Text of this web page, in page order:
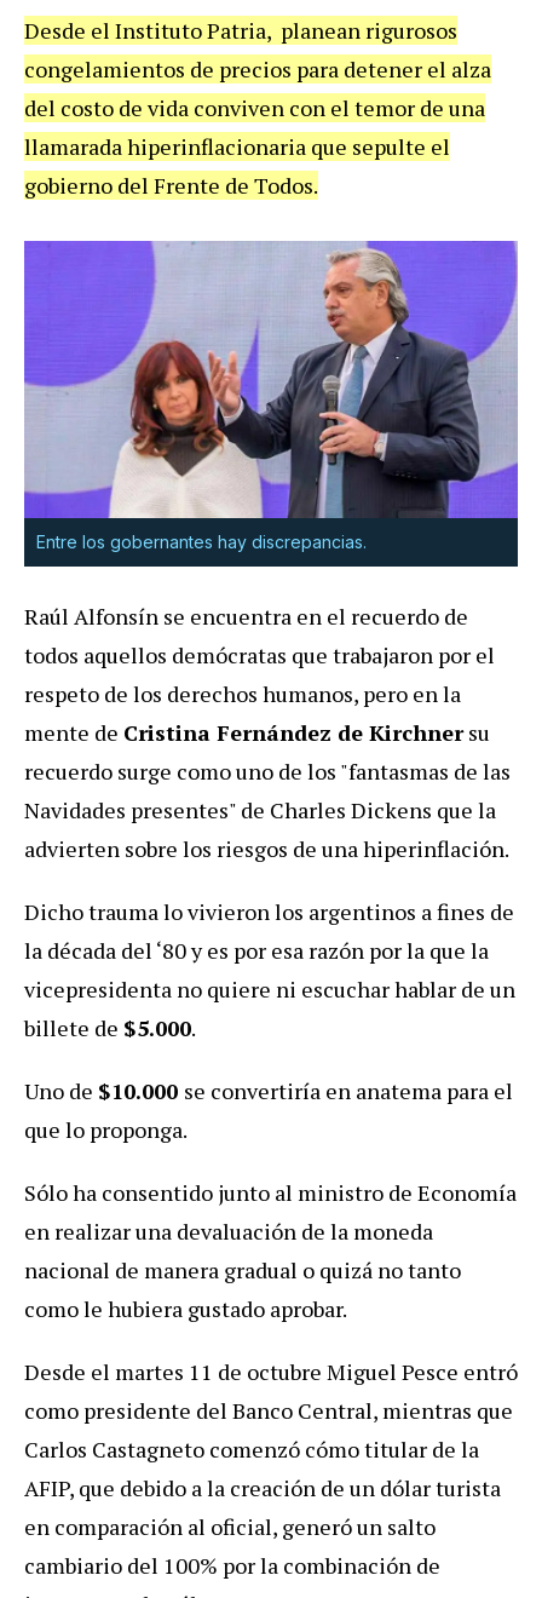
Desde el Instituto Patria, planean rigurosos
congelamientos de precios para detener el alza
del costo de vida conviven con el temor de una
llamarada hiperinflacionaria que sepulte el
gobierno del Frente de Todos.
Entre los gobernantes hay discrepancias.
Raúl Alfonsín se encuentra en el recuerdo de
todos aquellos demócratas que trabajaron por el
respeto de los derechos humanos, pero en la
mente de Cristina Fernández de Kirchnersu
recuerdo surge como uno de los "fantasmas de las
Navidades presentes" de Charles Dickens que la
advierten sobre los riesgos de una hiperinflación.
Dicho trauma lo vivieron los argentinos a fines de
la década del ‘80 y es por esa razón por la que la
vicepresidenta no quiere ni escuchar hablar de un
billete de $5.000.
Uno de $10.000 se convertiría en anatema para el
que lo proponga.
Sólo ha consentido junto al ministro de Economía
en realizar una devaluación de la moneda
nacional de manera gradual o quizá no tanto
como le hubiera gustado aprobar.
Desde el martes 11 de octubre Miguel Pesce entró
como presidente del Banco Central, mientras que
Carlos Castagneto comenzó cómo titular de la
AFIP, que debido a la creación de un dólar turista
en comparación al oficial, generó un salto
cambiario del 100% por la combinación de